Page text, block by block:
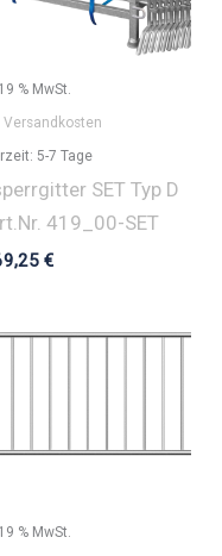
% MwSt.
Versandkosten
5-7 Tage
SET Typ D
419_00-SET
€
% MwSt.